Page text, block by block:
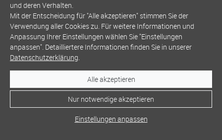
und deren Verhalten.
Mit der Entscheidung für "Alle akzeptieren" stimmen Sie der
Verwendung aller Cookies zu. Für weitere Informationen und
Anpassung Ihrer Einstellungen wählen Sie "Einstellungen
anpassen". Detailliertere Informationen finden Sie in unserer
Datenschutzerklärung.
Alle akzeptieren
Nur notwendige akzeptieren
Einstellungen anpassen